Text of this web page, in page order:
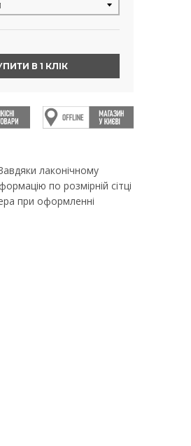
В 1 КЛІК
лаконічному
по розмірній сітці
при оформленні